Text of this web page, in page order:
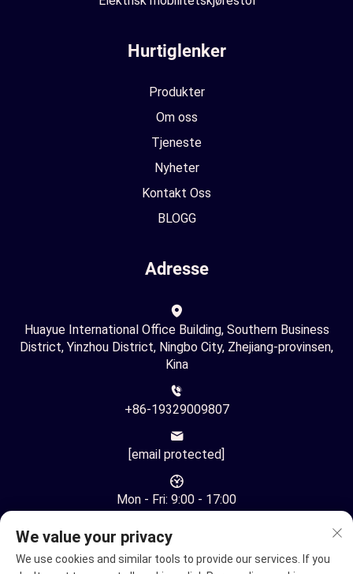
Hurtiglenker
Produkter
Om oss
Tjeneste
Nyheter
Kontakt Oss
BLOGG
Adresse
Huayue International Office Building, Southern Business
District, Yinzhou District, Ningbo City, Zhejiang-provinsen,
Kina
+86-19329009807
[email protected]
Mon - Fri: 9:00 - 17:00
We value your privacy
We use cookies and similar tools to provide our services. If you